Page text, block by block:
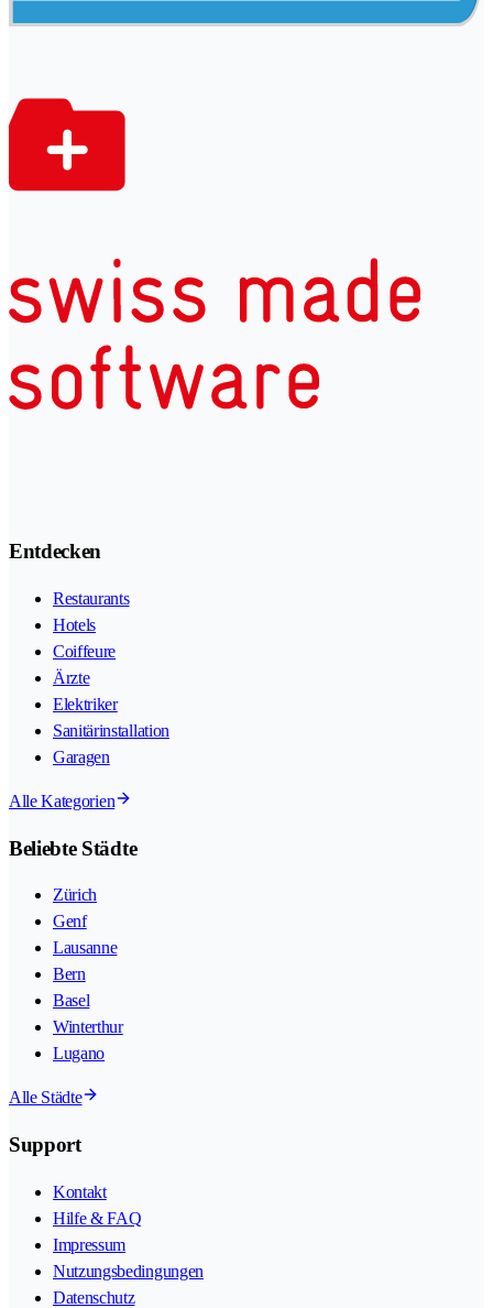
Entdecken
Restaurants
Hotels
Coiffeure
Ärzte
Elektriker
Sanitärinstallation
Garagen
Alle Kategorien
Beliebte Städte
Zürich
Genf
Lausanne
Bern
Basel
Winterthur
Lugano
Alle Städte
Support
Kontakt
Hilfe & FAQ
Impressum
Nutzungsbedingungen
Datenschutz